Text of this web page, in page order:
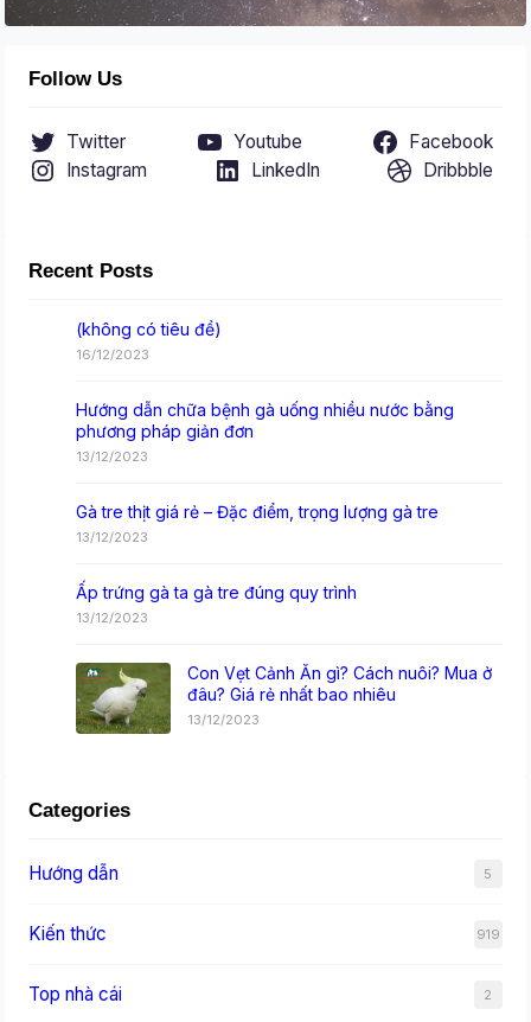
Follow Us
Twitter Youtube
Facebook
Instagram
LinkedIn Dribbble
Recent Posts
(không có tiêu đề)
16/12/2023
Hướng dẫn chữa bệnh gà uống nhiều nước bằng
phương pháp giản đơn
13/12/2023
Gà tre thịt giá rẻ – Đặc điểm, trọng lượng gà tre
13/12/2023
Ấp trứng gà ta gà tre đúng quy trình
13/12/2023
Con Vẹt Cảnh Ăn gì? Cách nuôi? Mua ở
đâu? Giá rẻ nhất bao nhiêu
13/12/2023
Categories
Hướng dẫn 5
Kiến thức 919
Top nhà cái 2